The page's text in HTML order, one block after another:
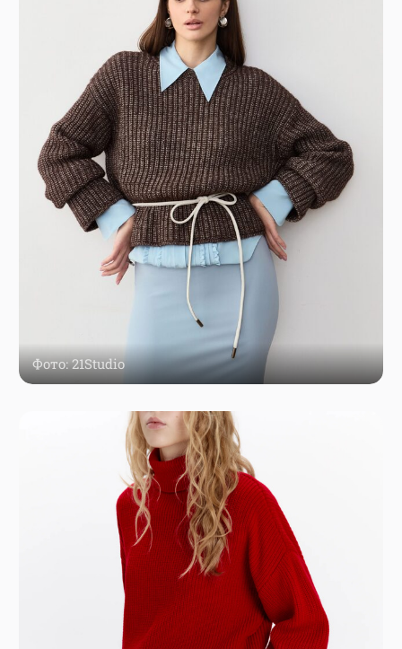
Фото: 21Studio